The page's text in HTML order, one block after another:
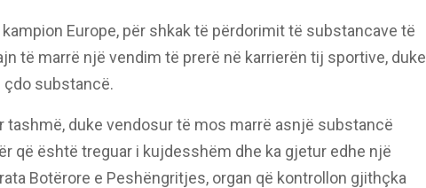
Europe, për shkak të përdorimit të substancave të
të marrë një vendim të prerë në karrierën tij sportive, duke
çdo substancë.
tashmë, duke vendosur të mos marrë asnjë substancë
që është treguar i kujdesshëm dhe ka gjetur edhe një
Botërore e Peshëngritjes, organ që kontrollon gjithçka